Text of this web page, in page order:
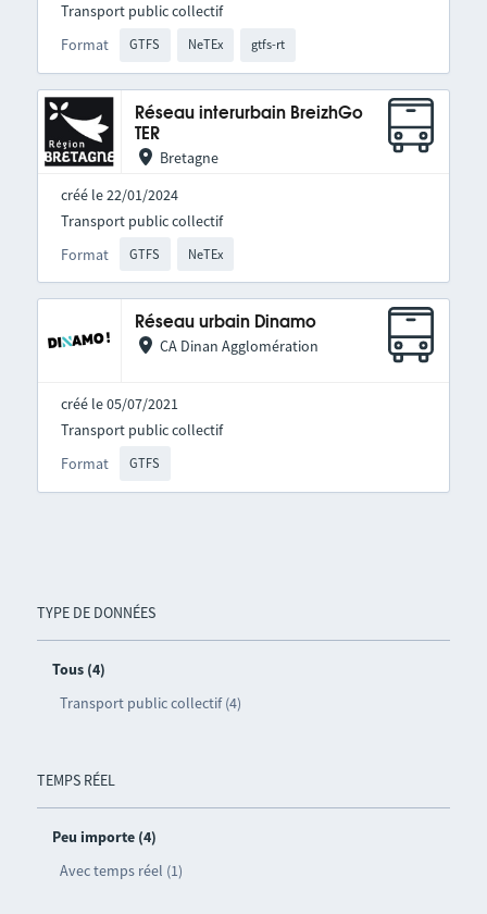
TYPE DE DONNÉES
Tous (4)
Transport public collectif (4)
TEMPS RÉEL
Peu importe (4)
Avec temps réel (1)
Format GTFS NeTEx gtfs-rt
Transport public collectif
Réseau interurbain BreizhGo
TER
Bretagne
créé le 22/01/2024
Format GTFS NeTEx
Transport public collectif
Réseau urbain Dinamo
CA Dinan Agglomération
créé le 05/07/2021
Format GTFS
Transport public collectif